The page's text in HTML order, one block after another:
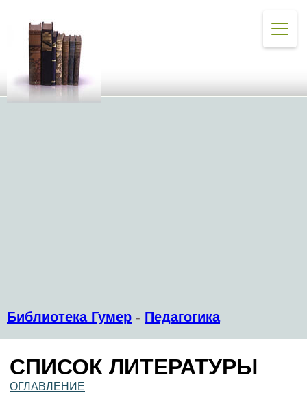
Библиотека Гумер - Педагогика
СПИСОК ЛИТЕРАТУРЫ
ОГЛАВЛЕНИЕ